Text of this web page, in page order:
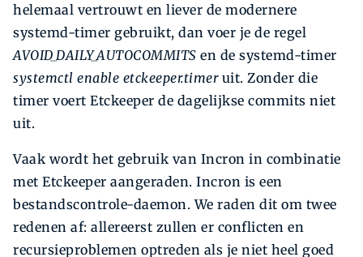
helemaal vertrouwt en liever de modernere
systemd-timer gebruikt, dan voer je de regel
AVOID_DAILY_AUTOCOMMITS en de systemd-timer
systemctl enable etckeeper.timeruit. Zonder die
timer voert Etckeeper de dagelijkse commits niet
uit.
Vaak wordt het gebruik van Incron in combinatie
met Etckeeper aangeraden. Incron is een
bestandscontrole-daemon. We raden dit om twee
redenen af: allereerst zullen er conflicten en
recursieproblemen optreden als je niet heel goed